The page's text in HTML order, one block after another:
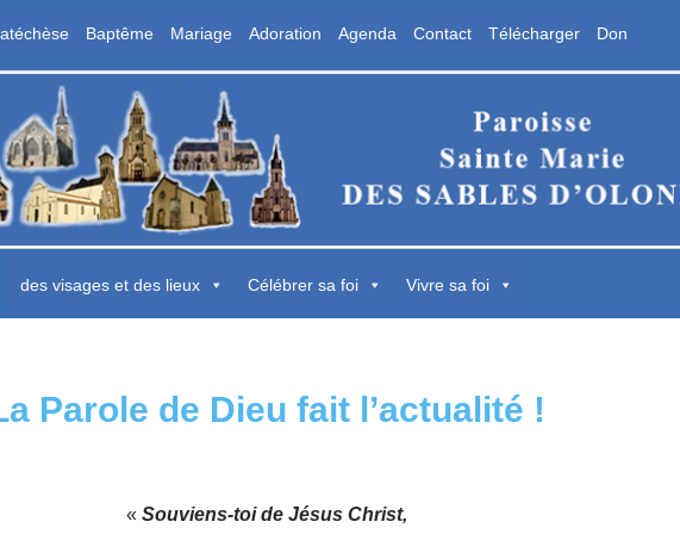
Baptême Mariage Adoration Agenda Contact Télécharger Don
Sainte Marie des Sables d'Olonne
Sables d'Olonne
des visages et des lieux Célébrer sa foi Vivre sa foi
Parole de Dieu fait l’actualité !
« Souviens-toi de Jésus Christ,